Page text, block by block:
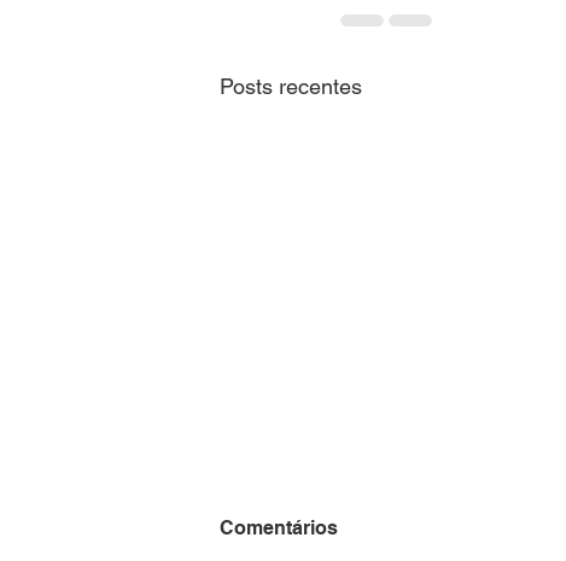
Posts recentes
CNM alerta sobre
Comentários